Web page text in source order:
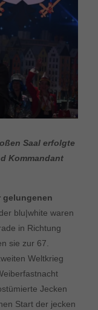
Saal erfolgte
Kommandant
gelungenen
blu|white waren
in Richtung
sie zur 67.
Weltkrieg
Jecken
Start der jecken